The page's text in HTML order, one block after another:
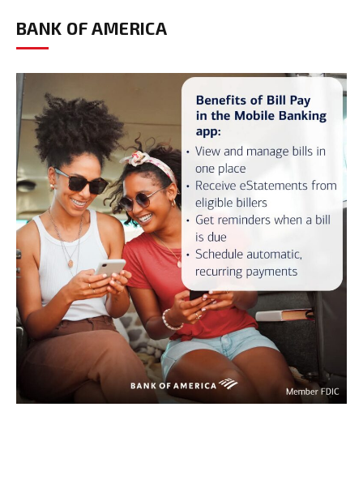
BANK OF AMERICA